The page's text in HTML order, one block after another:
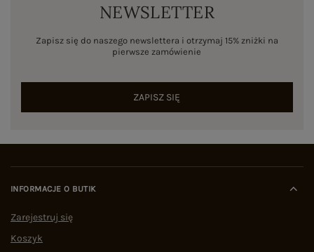
NEWSLETTER
Zapisz się do naszego newslettera i otrzymaj 15% zniżki na
pierwsze zamówienie
ZAPISZ SIĘ
INFORMACJE O BUTIK
Zarejestruj się
Koszyk